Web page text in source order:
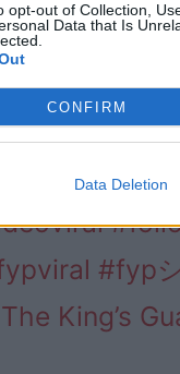
opt-out of Collection,
Data that Is
CONFIRM
Data Deletion
Shouts In
#fyp
King’s